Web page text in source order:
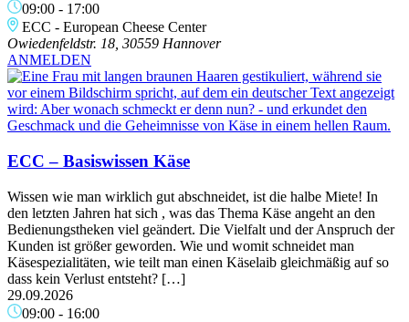
09:00 - 17:00
ECC - European Cheese Center
Owiedenfeldstr. 18, 30559 Hannover
ANMELDEN
ECC – Basiswissen Käse
Wissen wie man wirklich gut abschneidet, ist die halbe Miete! In
den letzten Jahren hat sich , was das Thema Käse angeht an den
Bedienungstheken viel geändert. Die Vielfalt und der Anspruch der
Kunden ist größer geworden. Wie und womit schneidet man
Käsespezialitäten, wie teilt man einen Käselaib gleichmäßig auf so
dass kein Verlust entsteht? […]
29.09.2026
09:00 - 16:00